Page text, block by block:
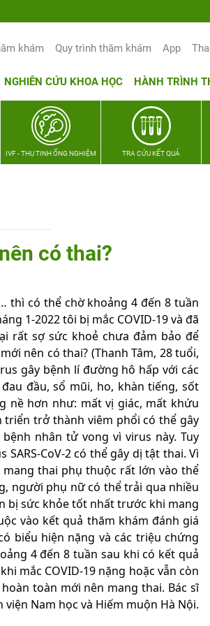
khám Quy trình thăm khám App
NGHIÊN CỨU KHOA HỌC HÀNH TRÌNH
IVF - THỤ TINH ỐNG NGHIỆM TRA CỨU KẾT QUẢ
có thai?
thì có thể chờ khoảng 4 đến 8 tuần
1-2022 tôi bị mắc COVID-19 và đã
rất sợ sức khoẻ chưa đảm bảo để
nên có thai? (Thanh Tâm, 28 tuổi,
gây bệnh lí đường hô hấp với các
đầu, sổ mũi, ho, khàn tiếng, sốt
nề hơn như: mất vị giác, mất khứu
trở thành viêm phổi có thể gây
nhân tử vong vì virus này. Tuy
CoV-2 có thể gây dị tật thai. Vì
mang thai phụ thuộc rất lớn vào thể
người phụ nữ có thể trải qua nhiều
bị sức khỏe tốt nhất trước khi mang
vào kết quả thăm khám đánh giá
biểu hiện nặng và các triệu chứng
4 đến 8 tuần sau khi có kết quả
mắc COVID-19 nặng hoặc vẫn còn
toàn mới nên mang thai. Bác sĩ
Nam học và Hiếm muộn Hà Nội.